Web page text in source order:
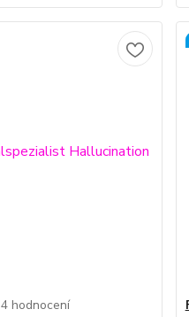
4 hodnocení